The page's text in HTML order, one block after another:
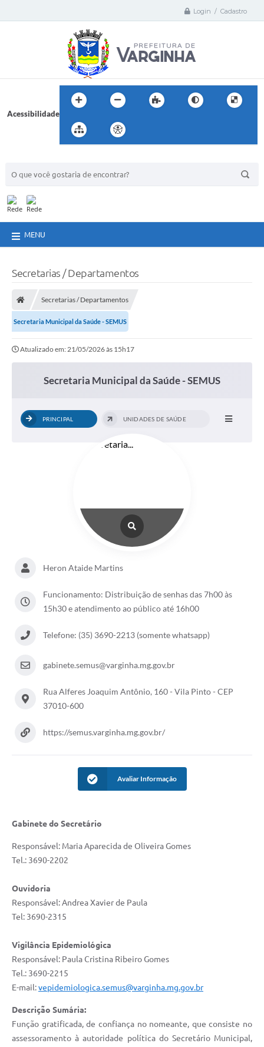
Login / Cadastro
Acessibilidade
MENU
Secretarias / Departamentos
Secretarias / Departamentos
Secretaria Municipal da Saúde - SEMUS
Atualizado em: 21/05/2026 às 15h17
Secretaria Municipal da Saúde - SEMUS
PRINCIPAL UNIDADES DE SAÚDE
Heron Ataide Martins
Funcionamento: Distribuição de senhas das 7h00 às
15h30 e atendimento ao público até 16h00
Telefone: (35) 3690-2213 (somente whatsapp)
gabinete.semus@varginha.mg.gov.br
Rua Alferes Joaquim Antônio, 160 - Vila Pinto - CEP
37010-600
https://semus.varginha.mg.gov.br/
Avaliar Informação
Gabinete do Secretário
Responsável: Maria Aparecida de Oliveira Gomes
Tel.: 3690-2202
Ouvidoria
Responsável: Andrea Xavier de Paula
Tel: 3690-2315
Vigilância Epidemiológica
Responsável: Paula Cristina Ribeiro Gomes
Tel.: 3690-2215
E-mail:vepidemiologica.semus@varginha.mg.gov.br
Descrição Sumária:
Função gratificada, de confiança no nomeante, que consiste no
assessoramento à autoridade política do Secretário Municipal,